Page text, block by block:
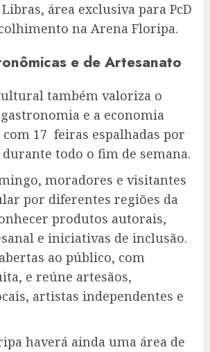
área exclusiva para PcD
na Arena Floripa.
e de Artesanato
também valoriza o
e a economia
17 feiras espalhadas por
todo o fim de semana.
moradores e visitantes
por diferentes regiões da
produtos autorais,
e iniciativas de inclusão.
ao público, com
e reúne artesãos,
artistas independentes e
haverá ainda uma área de